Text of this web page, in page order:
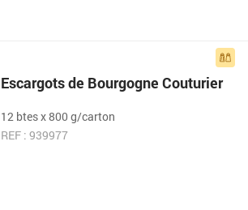
Escargots de Bourgogne Couturier
12 btes x 800 g/carton
REF : 939977